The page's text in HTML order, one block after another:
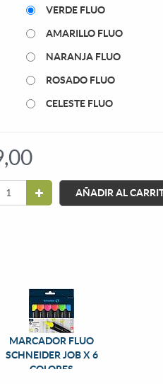
VERDE FLUO
AMARILLO FLUO
NARANJA FLUO
ROSADO FLUO
CELESTE FLUO
AÑADIR AL
MARCADOR FLUO
SCHNEIDER JOB X 6
COLORES